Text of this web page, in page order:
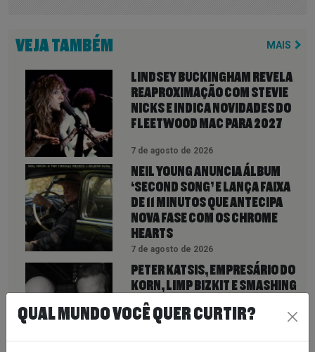
VEJA TAMBÉM MAIS
LINDSEY BUCKINGHAM REVELA
REAPROXIMAÇÃO COM STEVIE
NICKS E INDICA NOVIDADES DO
FLEETWOOD MAC PARA 2027
7 de agosto de 2026
NEIL YOUNG ANUNCIA ÁLBUM
‘SECOND SONG’ E LANÇA FAIXA
DE 11 MINUTOS QUE ANTECIPA
NOVA FASE COM OS CHROME
HEARTS
7 de agosto de 2026
PETER KATSIS, EMPRESÁRIO DO
KORN, LIMP BIZKIT E SMASHING
PUMPKINS, MORRE AOS 69 ANOS
7 de agosto de 2026
QUAL MUNDO VOCÊ QUER CURTIR?